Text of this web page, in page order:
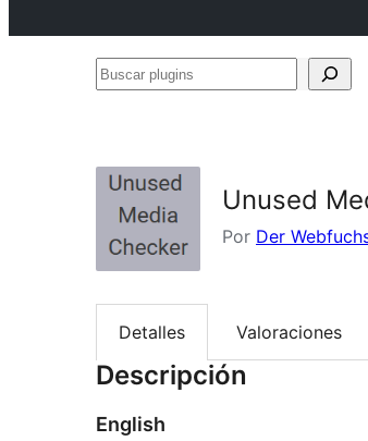
Buscar
Unused
Por Der
Detalles Valoraciones
Descripción
English